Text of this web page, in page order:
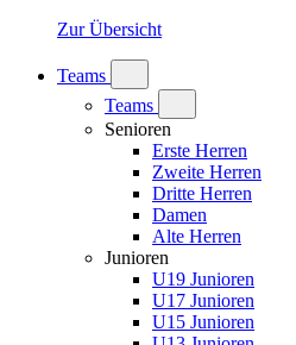
Zur Übersicht
Teams
Teams
Senioren
Erste Herren
Zweite Herren
Dritte Herren
Damen
Alte Herren
Junioren
U19 Junioren
U17 Junioren
U15 Junioren